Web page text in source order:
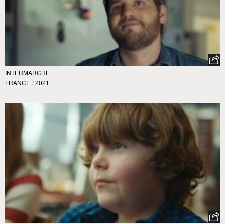
INTERMARCHÉ
FRANCE / 2021